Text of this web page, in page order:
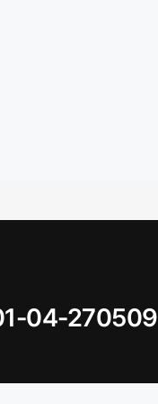
04-270509